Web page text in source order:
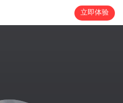
立即体验